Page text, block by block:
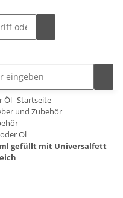
Öl Startseite
und Zubehör
Öl
gefüllt mit Universalfett